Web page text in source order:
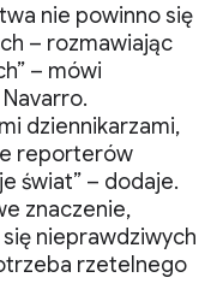
nie powinno się
– rozmawiając
– mówi
dziennikarzami,
reporterów
świat” – dodaje.
znaczenie,
nieprawdziwych
rzetelnego